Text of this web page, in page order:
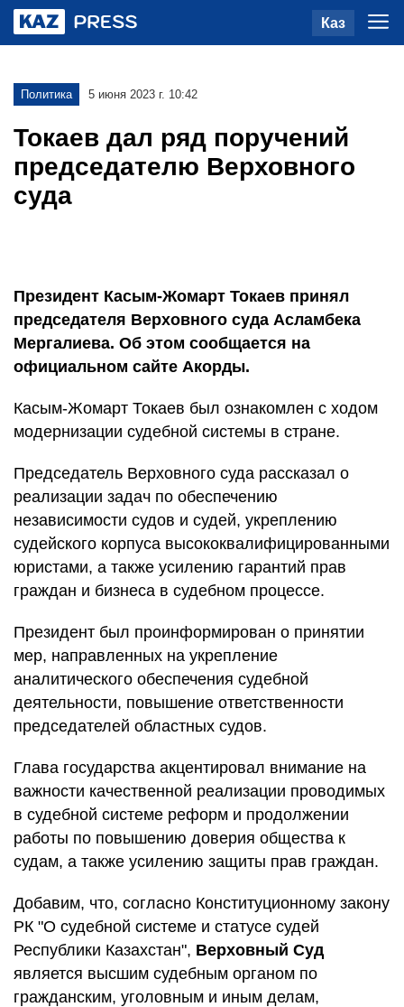
Каз
Политика 5 июня 2023 г. 10:42
Токаев дал ряд поручений
председателю Верховного
суда
Президент Касым-Жомарт Токаев принял
председателя Верховного суда Асламбека
Мергалиева. Об этом сообщается на
официальном сайте Акорды.
Касым-Жомарт Токаев был ознакомлен с ходом
модернизации судебной системы в стране.
Председатель Верховного суда рассказал о
реализации задач по обеспечению
независимости судов и судей, укреплению
судейского корпуса высококвалифицированными
юристами, а также усилению гарантий прав
граждан и бизнеса в судебном процессе.
Президент был проинформирован о принятии
мер, направленных на укрепление
аналитического обеспечения судебной
деятельности, повышение ответственности
председателей областных судов.
Глава государства акцентировал внимание на
важности качественной реализации проводимых
в судебной системе реформ и продолжении
работы по повышению доверия общества к
судам, а также усилению защиты прав граждан.
Добавим, что, согласно Конституционному закону
РК "О судебной системе и статусе судей
Республики Казахстан", Верховный Суд
является высшим судебным органом по
гражданским, уголовным и иным делам,